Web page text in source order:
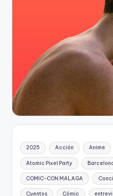
2025 Acción Anime
Atomic Pixel Party
COMIC-CON MALAGA
Cuentos Cómic